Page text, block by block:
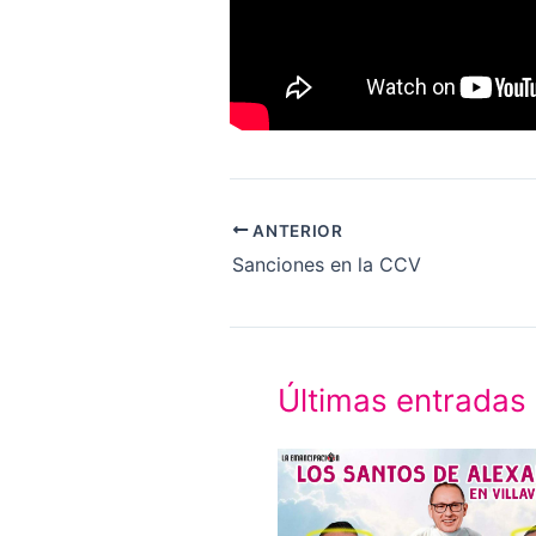
ANTERIOR
Sanciones en la CCV
Últimas entradas